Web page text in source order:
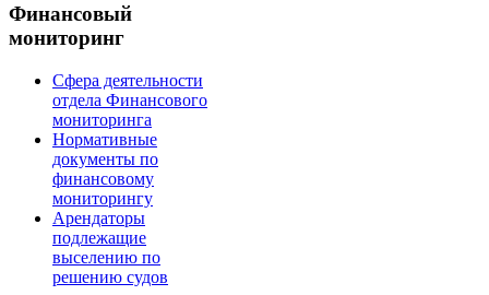
Финансовый
мониторинг
Сфера деятельности
отдела Финансового
мониторинга
Нормативные
документы по
финансовому
мониторингу
Арендаторы
подлежащие
выселению по
решению судов